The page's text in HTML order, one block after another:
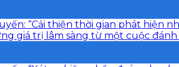
“Cải thiện thời gian phát hiện
giá trị lâm sàng từ một cuộc đánh